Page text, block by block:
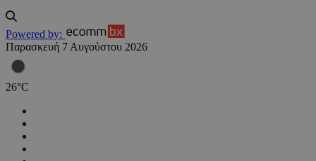
Powered by:
Παρασκευή 7 Αυγούστου 2026
26°C